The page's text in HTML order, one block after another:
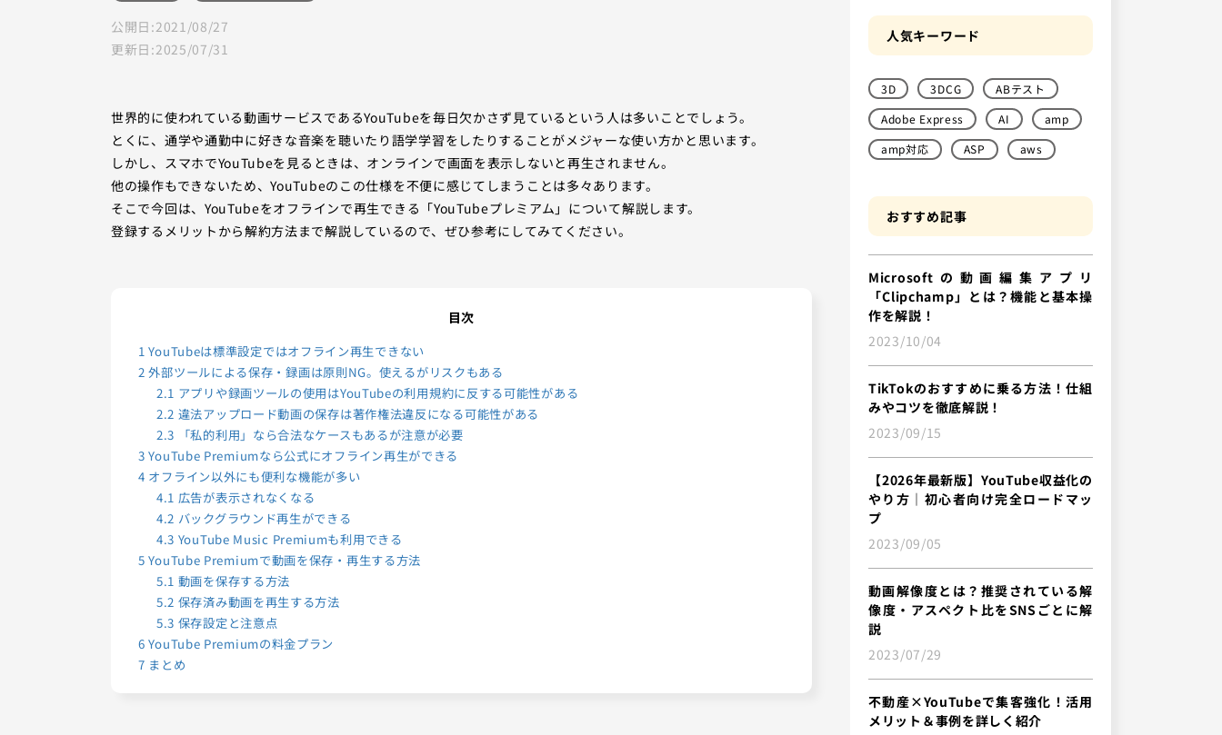
公開日:2021/08/27
更新日:2025/07/31
世界的に使われている動画サービスであるYouTubeを毎日欠かさず見ているという人は多いことでしょう。
とくに、通学や通勤中に好きな音楽を聴いたり語学学習をしたりすることがメジャーな使い方かと思います。
しかし、スマホでYouTubeを見るときは、オンラインで画面を表示しないと再生されません。
他の操作もできないため、YouTubeのこの仕様を不便に感じてしまうことは多々あります。
そこで今回は、YouTubeをオフラインで再生できる「YouTubeプレミアム」について解説します。
登録するメリットから解約方法まで解説しているので、ぜひ参考にしてみてください。
目次
1 YouTubeは標準設定ではオフライン再生できない
2 外部ツールによる保存・録画は原則NG。使えるがリスクもある
2.1 アプリや録画ツールの使用はYouTubeの利用規約に反する可能性がある
2.2 違法アップロード動画の保存は著作権法違反になる可能性がある
2.3 「私的利用」なら合法なケースもあるが注意が必要
3 YouTube Premiumなら公式にオフライン再生ができる
4 オフライン以外にも便利な機能が多い
4.1 広告が表示されなくなる
4.2 バックグラウンド再生ができる
4.3 YouTube Music Premiumも利用できる
5 YouTube Premiumで動画を保存・再生する方法
5.1 動画を保存する方法
5.2 保存済み動画を再生する方法
5.3 保存設定と注意点
6 YouTube Premiumの料金プラン
7 まとめ
人気キーワード
3D 3DCG
ABテスト
Adobe Express
AI
amp
amp対応
ASP aws
おすすめ記事
Microsoftの動画編集アプリ
「Clipchamp」とは？機能と基本操
作を解説！
2023/10/04
TikTokのおすすめに乗る方法！仕組
みやコツを徹底解説！
2023/09/15
【2026年最新版】YouTube収益化の
やり方｜初心者向け完全ロードマッ
プ
2023/09/05
動画解像度とは？推奨されている解
像度・アスペクト比をSNSごとに解
説
2023/07/29
不動産×YouTubeで集客強化！活用
メリット＆事例を詳しく紹介